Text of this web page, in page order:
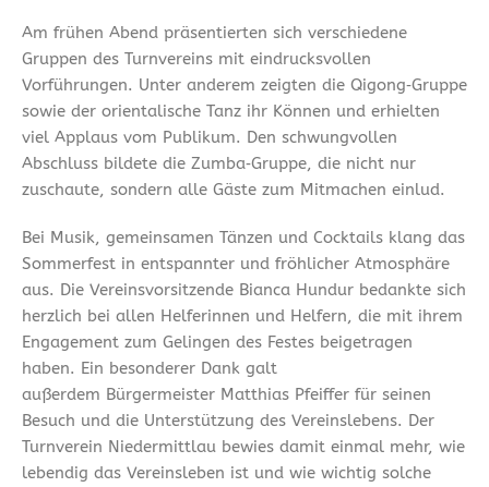
Am frühen Abend präsentierten sich verschiedene
Gruppen des Turnvereins mit eindrucksvollen
Vorführungen. Unter anderem zeigten die Qigong‑Gruppe
sowie der orientalische Tanz ihr Können und erhielten
viel Applaus vom Publikum. Den schwungvollen
Abschluss bildete die Zumba‑Gruppe, die nicht nur
zuschaute, sondern alle Gäste zum Mitmachen einlud.
Bei Musik, gemeinsamen Tänzen und Cocktails klang das
Sommerfest in entspannter und fröhlicher Atmosphäre
aus. Die Vereinsvorsitzende Bianca Hundur bedankte sich
herzlich bei allen Helferinnen und Helfern, die mit ihrem
Engagement zum Gelingen des Festes beigetragen
haben. Ein besonderer Dank galt
außerdem Bürgermeister Matthias Pfeiffer für seinen
Besuch und die Unterstützung des Vereinslebens. Der
Turnverein Niedermittlau bewies damit einmal mehr, wie
lebendig das Vereinsleben ist und wie wichtig solche